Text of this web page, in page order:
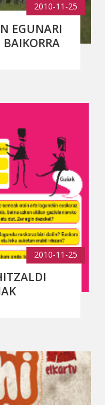
2010-11-25
EGUNARI
2010-11-25